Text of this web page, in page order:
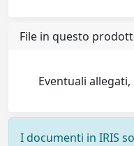
File in questo
Eventuali
I documenti in IRIS